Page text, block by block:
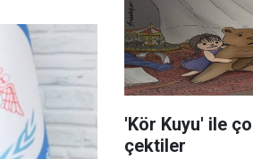
'Kör Kuyu' ile
çektiler